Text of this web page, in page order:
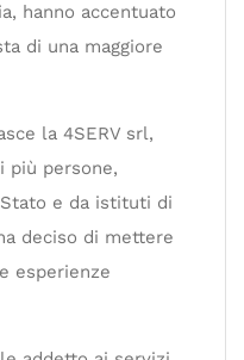
hanno accentuato
di una maggiore
la 4SERV srl,
più persone,
e da istituti di
deciso di mettere
esperienze